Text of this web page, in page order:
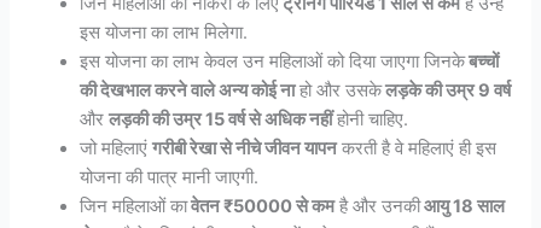
इस योजना का लाभ मिलेगा.
इस योजना का लाभ केवल उन महिलाओं को दिया जाएगा जिनकेबच्चों
की देखभाल करने वाले अन्य कोई नाहो और उसकेलड़के की उम्र 9 वर्ष
औरलड़की की उम्र 15 वर्ष से अधिक नहींहोनी चाहिए.
जो महिलाएंगरीबी रेखा से नीचे जीवन यापनकरती है वे महिलाएं ही इस
योजना की पात्र मानी जाएगी.
जिन महिलाओं कावेतन ₹50000 से कमहै और उनकीआयु 18 साल